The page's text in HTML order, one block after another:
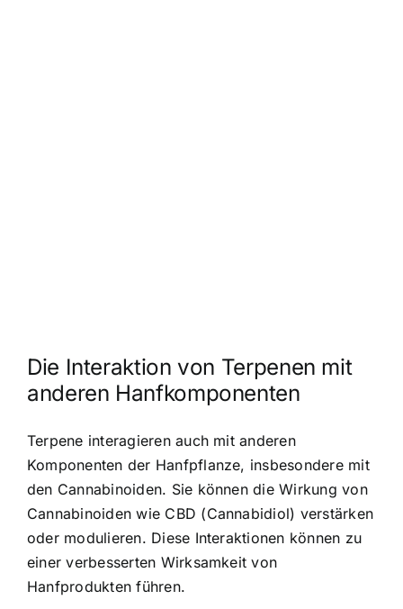
Die Interaktion von Terpenen mit
anderen Hanfkomponenten
Terpene interagieren auch mit anderen
Komponenten der Hanfpflanze, insbesondere mit
den Cannabinoiden. Sie können die Wirkung von
Cannabinoiden wie CBD (Cannabidiol) verstärken
oder modulieren. Diese Interaktionen können zu
einer verbesserten Wirksamkeit von
Hanfprodukten führen.